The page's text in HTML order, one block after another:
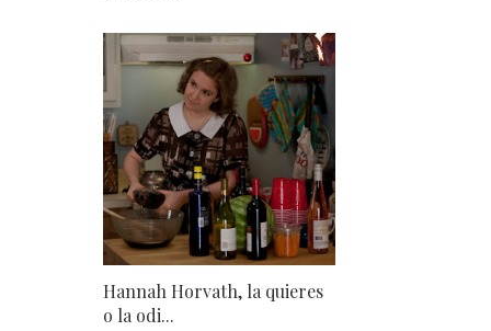
Hannah Horvath, la quieres
o la odi...